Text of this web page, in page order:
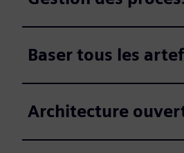
Baser tous les
Architecture